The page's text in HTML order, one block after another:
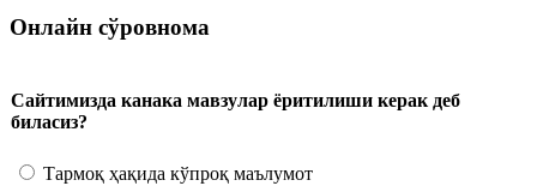
Онлайн сўровнома
Сайтимизда канака мавзулар ёритилиши керак деб
биласиз?
Тармоқ ҳақида кўпроқ маълумот